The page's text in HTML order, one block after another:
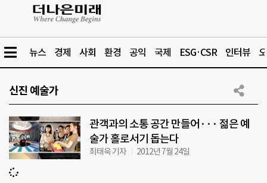
뉴스 경제 사회 환경 공익 국제 ESG·CSR 인터뷰
신진 예술가
관객과의 소통 공간 만들어··· 젊은 예
술가 홀로서기 돕는다
최태욱 기자 2012년 7월 24일